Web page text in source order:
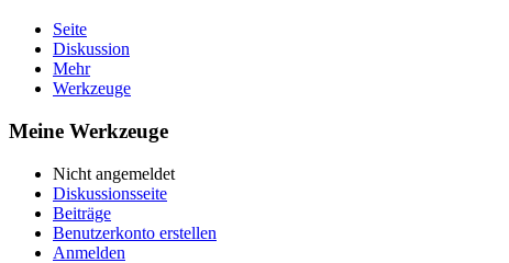
Seite
Diskussion
Mehr
Werkzeuge
Meine Werkzeuge
Nicht angemeldet
Diskussionsseite
Beiträge
Benutzerkonto erstellen
Anmelden